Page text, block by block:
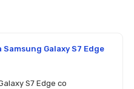
Galaxy S7 Edge
S7 Edge со